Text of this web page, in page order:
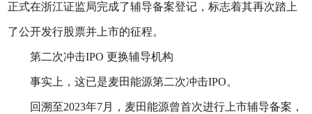
正式在浙江证监局完成了辅导备案登记，标志着其再次踏上
了公开发行股票并上市的征程。
第二次冲击IPO 更换辅导机构
事实上，这已是麦田能源第二次冲击IPO。
回溯至2023年7月，麦田能源曾首次进行上市辅导备案，